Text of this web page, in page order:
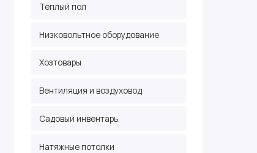
Тёплый пол
Низковольтное оборудование
Хозтовары
Вентиляция и воздуховод
Садовый инвентарь
Натяжные потолки